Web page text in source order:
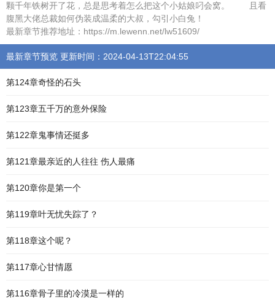
颗千年铁树开了花，总是思考着怎么把这个小姑娘叼会窝。 且看
腹黑大佬总裁如何伪装成温柔的大叔，勾引小白兔！
最新章节推荐地址：https://m.lewenn.net/lw51609/
最新章节预览 更新时间：2024-04-13T22:04:55
第124章奇怪的石头
第123章五千万的意外保险
第122章鬼事情还挺多
第121章最亲近的人往往 伤人最痛
第120章你是第一个
第119章叶无忧失踪了？
第118章这个呢？
第117章心甘情愿
第116章骨子里的冷漠是一样的